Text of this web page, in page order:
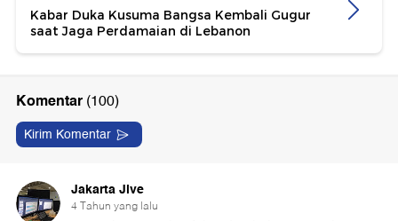
Kabar Duka Kusuma Bangsa Kembali Gugur
saat Jaga Perdamaian di Lebanon